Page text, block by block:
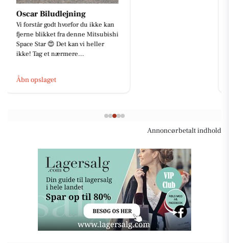
Oscar Biludlejning
Mere end bare et autoværksted 🚗
🔧 Hos Automotive Center Hobro
finder du flere specialister samlet
på én adresse: 🔧 CMH Bi...
Annoncørbetalt indhold